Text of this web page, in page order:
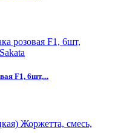
F1, 6шт,...